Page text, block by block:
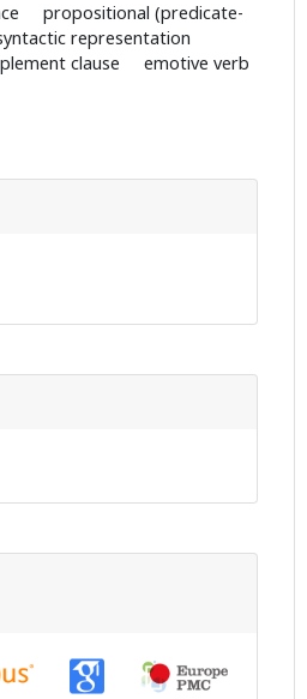
propositional (predicate-
representation
clause emotive verb